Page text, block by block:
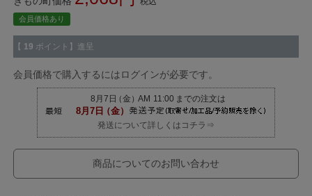
会員価格あり
【 19 ポイント】進呈
会員価格で購入するにはログインが必要です。
発送について詳しくはコチラ⇒
商品についてのお問い合わせ